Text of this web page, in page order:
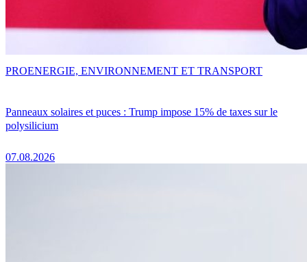
Panneaux solaires et puces : Trump impose 15% de taxes sur le
polysilicium
07.08.2026
PROENERGIE, ENVIRONNEMENT ET TRANSPORT